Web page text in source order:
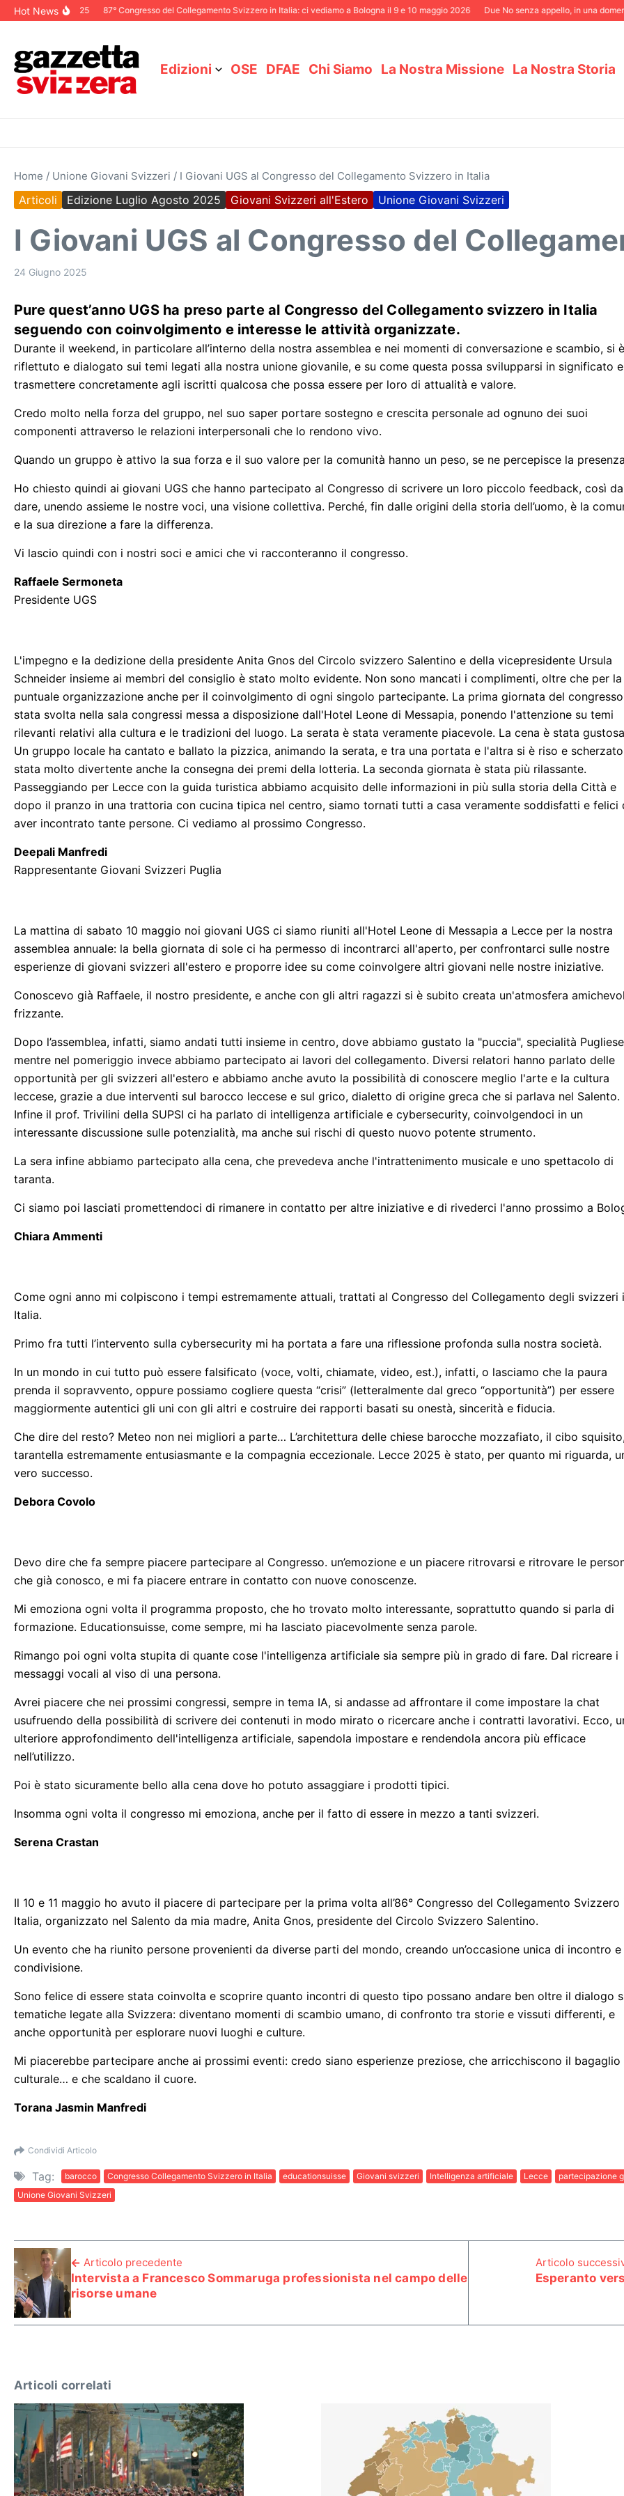
Salta al contenuto
Hot News
Dicembre 2025 87° Congresso del Collegamento Svizzero in Italia: ci vediamo a Bologna il 9 e 10 maggio 2026 Due No senza appello, in una domenica
Edizioni OSE DFAE Chi Siamo La Nostra Missione La Nostra Storia
Home / Unione Giovani Svizzeri / I Giovani UGS al Congresso del Collegamento Svizzero in Italia
Articoli Edizione Luglio Agosto 2025 Giovani Svizzeri all'Estero Unione Giovani Svizzeri
I Giovani UGS al Congresso del
24 Giugno 2025
Pure quest’anno UGS ha preso parte al Congresso del Collegamento svizzero in Italia
seguendo con coinvolgimento e interesse le attività organizzate.
Durante il weekend, in particolare all’interno della nostra assemblea e nei momenti di conversazione e scambio, si è
riflettuto e dialogato sui temi legati alla nostra unione giovanile, e su come questa possa svilupparsi in significato e
trasmettere concretamente agli iscritti qualcosa che possa essere per loro di attualità e valore.
Credo molto nella forza del gruppo, nel suo saper portare sostegno e crescita personale ad ognuno dei suoi
componenti attraverso le relazioni interpersonali che lo rendono vivo.
Quando un gruppo è attivo la sua forza e il suo valore per la comunità hanno un peso, se ne percepisce la
Ho chiesto quindi ai giovani UGS che hanno partecipato al Congresso di scrivere un loro piccolo feedback, così da
dare, unendo assieme le nostre voci, una visione collettiva. Perché, fin dalle origini della storia dell’uomo, è la
e la sua direzione a fare la differenza.
Vi lascio quindi con i nostri soci e amici che vi racconteranno il congresso.
Raffaele Sermoneta
Presidente UGS
L'impegno e la dedizione della presidente Anita Gnos del Circolo svizzero Salentino e della vicepresidente Ursula
Schneider insieme ai membri del consiglio è stato molto evidente. Non sono mancati i complimenti, oltre che per la
puntuale organizzazione anche per il coinvolgimento di ogni singolo partecipante. La prima giornata del
stata svolta nella sala congressi messa a disposizione dall'Hotel Leone di Messapia, ponendo l'attenzione su temi
rilevanti relativi alla cultura e le tradizioni del luogo. La serata è stata veramente piacevole. La cena è stata
Un gruppo locale ha cantato e ballato la pizzica, animando la serata, e tra una portata e l'altra si è riso e
stata molto divertente anche la consegna dei premi della lotteria. La seconda giornata è stata più rilassante.
Passeggiando per Lecce con la guida turistica abbiamo acquisito delle informazioni in più sulla storia della Città e
dopo il pranzo in una trattoria con cucina tipica nel centro, siamo tornati tutti a casa veramente soddisfatti e felici
aver incontrato tante persone. Ci vediamo al prossimo Congresso.
Deepali Manfredi
Rappresentante Giovani Svizzeri Puglia
La mattina di sabato 10 maggio noi giovani UGS ci siamo riuniti all'Hotel Leone di Messapia a Lecce per la nostra
assemblea annuale: la bella giornata di sole ci ha permesso di incontrarci all'aperto, per confrontarci sulle nostre
esperienze di giovani svizzeri all'estero e proporre idee su come coinvolgere altri giovani nelle nostre iniziative.
Conoscevo già Raffaele, il nostro presidente, e anche con gli altri ragazzi si è subito creata un'atmosfera
frizzante.
Dopo l’assemblea, infatti, siamo andati tutti insieme in centro, dove abbiamo gustato la "puccia", specialità
mentre nel pomeriggio invece abbiamo partecipato ai lavori del collegamento. Diversi relatori hanno parlato delle
opportunità per gli svizzeri all'estero e abbiamo anche avuto la possibilità di conoscere meglio l'arte e la cultura
leccese, grazie a due interventi sul barocco leccese e sul grico, dialetto di origine greca che si parlava nel Salento.
Infine il prof. Trivilini della SUPSI ci ha parlato di intelligenza artificiale e cybersecurity, coinvolgendoci in un
interessante discussione sulle potenzialità, ma anche sui rischi di questo nuovo potente strumento.
La sera infine abbiamo partecipato alla cena, che prevedeva anche l'intrattenimento musicale e uno spettacolo di
taranta.
Ci siamo poi lasciati promettendoci di rimanere in contatto per altre iniziative e di rivederci l'anno prossimo a
Chiara Ammenti
Come ogni anno mi colpiscono i tempi estremamente attuali, trattati al Congresso del Collegamento degli svizzeri
Italia.
Primo fra tutti l’intervento sulla cybersecurity mi ha portata a fare una riflessione profonda sulla nostra società.
In un mondo in cui tutto può essere falsificato (voce, volti, chiamate, video, est.), infatti, o lasciamo che la paura
prenda il sopravvento, oppure possiamo cogliere questa “crisi” (letteralmente dal greco “opportunità”) per essere
maggiormente autentici gli uni con gli altri e costruire dei rapporti basati su onestà, sincerità e fiducia.
Che dire del resto? Meteo non nei migliori a parte… L’architettura delle chiese barocche mozzafiato, il cibo
tarantella estremamente entusiasmante e la compagnia eccezionale. Lecce 2025 è stato, per quanto mi riguarda,
vero successo.
Debora Covolo
Devo dire che fa sempre piacere partecipare al Congresso. un’emozione e un piacere ritrovarsi e ritrovare le
che già conosco, e mi fa piacere entrare in contatto con nuove conoscenze.
Mi emoziona ogni volta il programma proposto, che ho trovato molto interessante, soprattutto quando si parla di
formazione. Educationsuisse, come sempre, mi ha lasciato piacevolmente senza parole.
Rimango poi ogni volta stupita di quante cose l'intelligenza artificiale sia sempre più in grado di fare. Dal ricreare i
messaggi vocali al viso di una persona.
Avrei piacere che nei prossimi congressi, sempre in tema IA, si andasse ad affrontare il come impostare la chat
usufruendo della possibilità di scrivere dei contenuti in modo mirato o ricercare anche i contratti lavorativi. Ecco,
ulteriore approfondimento dell'intelligenza artificiale, sapendola impostare e rendendola ancora più efficace
nell’utilizzo.
Poi è stato sicuramente bello alla cena dove ho potuto assaggiare i prodotti tipici.
Insomma ogni volta il congresso mi emoziona, anche per il fatto di essere in mezzo a tanti svizzeri.
Serena Crastan
Il 10 e 11 maggio ho avuto il piacere di partecipare per la prima volta all’86° Congresso del Collegamento Svizzero
Italia, organizzato nel Salento da mia madre, Anita Gnos, presidente del Circolo Svizzero Salentino.
Un evento che ha riunito persone provenienti da diverse parti del mondo, creando un’occasione unica di incontro e
condivisione.
Sono felice di essere stata coinvolta e scoprire quanto incontri di questo tipo possano andare ben oltre il dialogo
tematiche legate alla Svizzera: diventano momenti di scambio umano, di confronto tra storie e vissuti differenti, e
anche opportunità per esplorare nuovi luoghi e culture.
Mi piacerebbe partecipare anche ai prossimi eventi: credo siano esperienze preziose, che arricchiscono il bagaglio
culturale… e che scaldano il cuore.
Torana Jasmin Manfredi
Condividi Articolo
Tag: barocco Congresso Collegamento Svizzero in Italia educationsuisse Giovani svizzeri Intelligenza artificiale Lecce
partecipazione
Unione Giovani Svizzeri
Articolo precedente
Intervista a Francesco Sommaruga professionista nel campo delle
risorse umane
Articolo
Esperanto
Articoli correlati